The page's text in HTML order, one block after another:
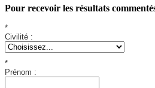
Pour recevoir les résultats
*
Civilité :
*
Prénom :